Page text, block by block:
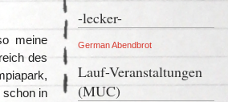
meine
des
schon in
-lecker-
German Abendbrot
Lauf-Veranstaltungen
(MUC)